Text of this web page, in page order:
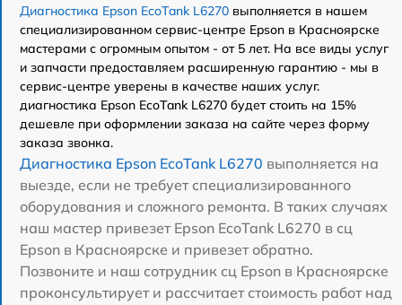
Диагностика Epson EcoTank L6270 выполняется в нашем
специализированном сервис-центре Epson в Красноярске
мастерами с огромным опытом - от 5 лет. На все виды услуг
и запчасти предоставляем расширенную гарантию - мы в
сервис-центре уверены в качестве наших услуг.
диагностика Epson EcoTank L6270 будет стоить на 15%
дешевле при оформлении заказа на сайте через форму
заказа звонка.
Диагностика Epson EcoTank L6270 выполняется на
выезде, если не требует специализированного
оборудования и сложного ремонта. В таких случаях
наш мастер привезет Epson EcoTank L6270 в сц
Epson в Красноярске и привезет обратно.
Позвоните и наш сотрудник сц Epson в Красноярске
проконсультирует и рассчитает стоимость работ над